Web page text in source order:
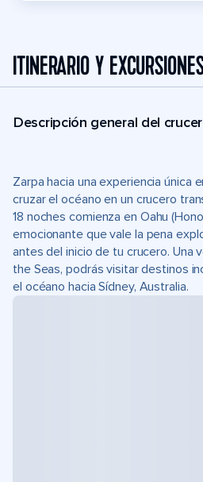
ITINERARIO Y
Descripción general del
Zarpa hacia una experiencia única
cruzar el océano en un crucero
18 noches comienza en Oahu
emocionante que vale la pena
antes del inicio de tu crucero. Una
the Seas, podrás visitar destinos
el océano hacia Sídney, Australia.